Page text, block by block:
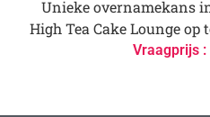
Unieke overnamekans
High Tea Cake Lounge
Vraagprijs :